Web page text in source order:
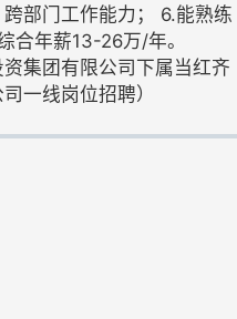
部门工作能力； 6.能熟练
合年薪13-26万/年。
资集团有限公司下属当红齐
一线岗位招聘）